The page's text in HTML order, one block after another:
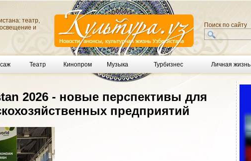
театр,
и
Поиск по сайту
Театр Кинопром Музыка Турбизнес Личная жизнь
2026 - новые перспективы для
предприятий